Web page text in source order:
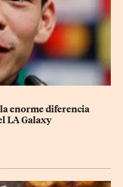
enorme diferencia
LA Galaxy